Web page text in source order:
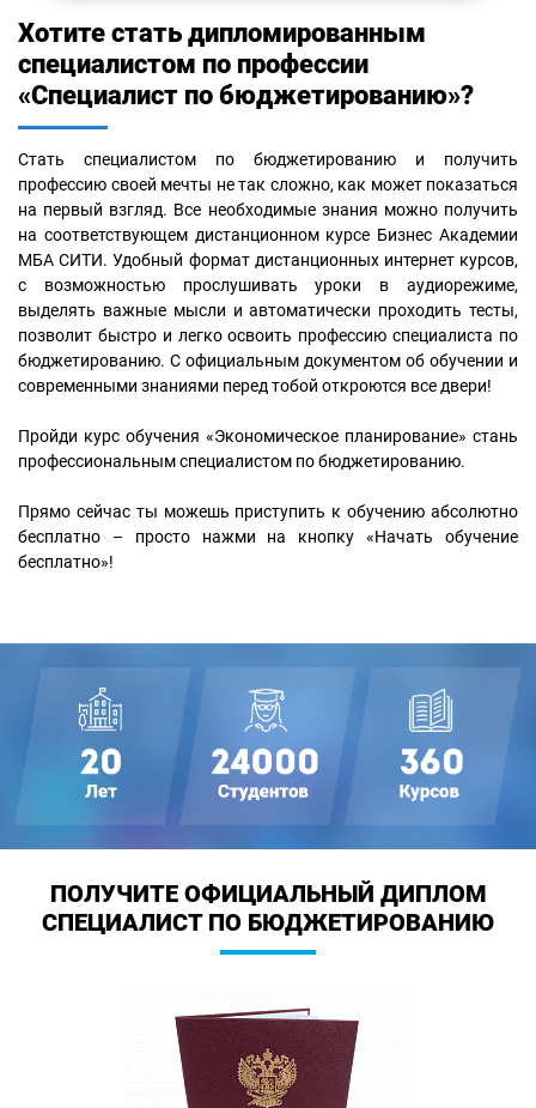
Хотите стать дипломированным
специалистом по профессии
«Специалист по бюджетированию»?
Стать специалистом по бюджетированию и получить
профессию своей мечты не так сложно, как может показаться
на первый взгляд. Все необходимые знания можно получить
на соответствующем дистанционном курсе Бизнес Академии
МБА СИТИ. Удобный формат дистанционных интернет курсов,
с возможностью прослушивать уроки в аудиорежиме,
выделять важные мысли и автоматически проходить тесты,
позволит быстро и легко освоить профессию специалиста по
бюджетированию. С официальным документом об обучении и
современными знаниями перед тобой откроются все двери!
Пройди курс обучения «Экономическое планирование» стань
профессиональным специалистом по бюджетированию.
Прямо сейчас ты можешь приступить к обучению абсолютно
бесплатно – просто нажми на кнопку «Начать обучение
бесплатно»!
ПОЛУЧИТЕ ОФИЦИАЛЬНЫЙ ДИПЛОМ
СПЕЦИАЛИСТ ПО БЮДЖЕТИРОВАНИЮ